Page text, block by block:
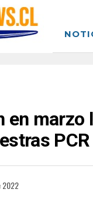
en
PCR
2022